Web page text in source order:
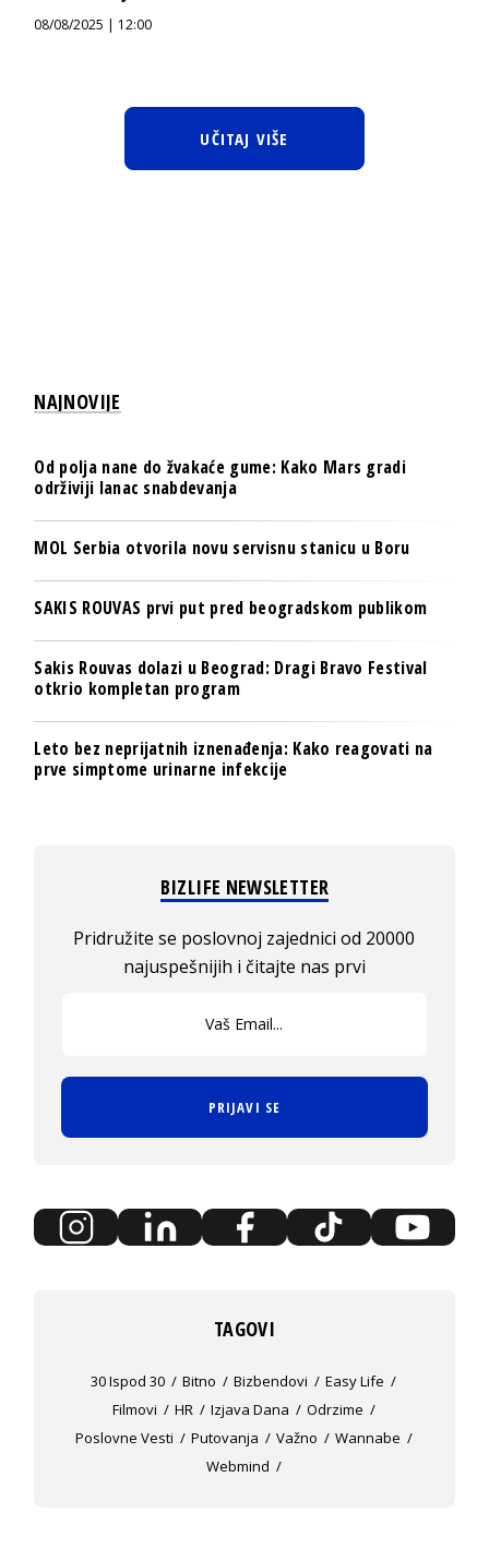
08/08/2025 | 12:00
UČITAJ VIŠE
NAJNOVIJE
Od polja nane do žvakaće gume: Kako Mars gradi
održiviji lanac snabdevanja
MOL Serbia otvorila novu servisnu stanicu u Boru
SAKIS ROUVAS prvi put pred beogradskom publikom
Sakis Rouvas dolazi u Beograd: Dragi Bravo Festival
otkrio kompletan program
Leto bez neprijatnih iznenađenja: Kako reagovati na
prve simptome urinarne infekcije
BIZLIFE NEWSLETTER
Pridružite se poslovnoj zajednici od 20000
najuspešnijih i čitajte nas prvi
PRIJAVI SE
TAGOVI
30 Ispod 30 Bitno Bizbendovi
Easy Life
Filmovi
HR Izjava Dana
Odrzime
Poslovne Vesti
Putovanja Važno
Wannabe
Webmind